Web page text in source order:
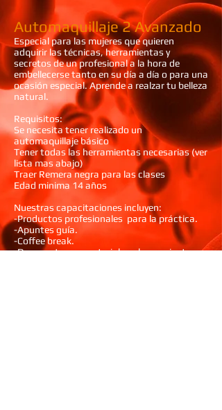
Automaquillaje 2 Avanzado
Especial para las mujeres que quieren
adquirir las técnicas, herramientas y
secretos de un profesional a la hora de
embellecerse tanto en su día a día o para una
ocasión especial. Aprende a realzar tu belleza
natural.
Requisitos:
Se necesita tener realizado un
automaquillaje básico
Tener todas las herramientas necesarias (ver
lista mas abajo)
Traer Remera negra para las clases
Edad minima 14 años
Nuestras capacitaciones incluyen:
-Productos profesionales para la práctica.
-Apuntes guía.
-Coffee break.
-Descuentos en materiales y herramientas.